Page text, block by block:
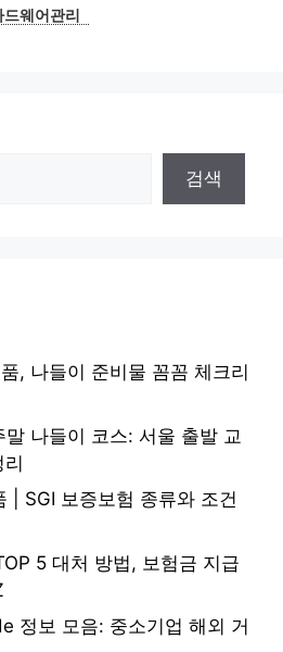
드웨어관리
검색
, 나들이 준비물 꼼꼼 체크리
나들이 코스: 서울 출발 교
| SGI 보증보험 종류와 조건
5 대처 방법, 보험금 지급
정보 모음: 중소기업 해외 거